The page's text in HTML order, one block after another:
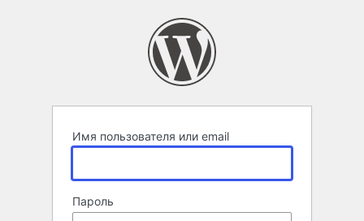
Имя пользователя или email
Пароль